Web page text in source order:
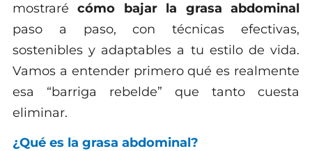
mostrarécómo bajar la grasa abdominal
paso a paso, con técnicas efectivas,
sostenibles y adaptables a tu estilo de vida.
Vamos a entender primero qué es realmente
esa “barriga rebelde” que tanto cuesta
eliminar.
¿Qué es la grasa abdominal?